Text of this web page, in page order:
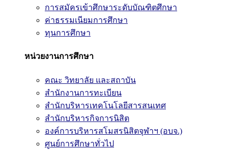
การสมัครเข้าศึกษาระดับบัณฑิตศึกษา
ค่าธรรมเนียมการศึกษา
ทุนการศึกษา
หน่วยงานการศึกษา
คณะ วิทยาลัย และสถาบัน
สำนักงานการทะเบียน
สำนักบริหารเทคโนโลยีสารสนเทศ
สำนักบริหารกิจการนิสิต
องค์การบริหารสโมสรนิสิตจุฬาฯ (อบจ.)
ศูนย์การศึกษาทั่วไป